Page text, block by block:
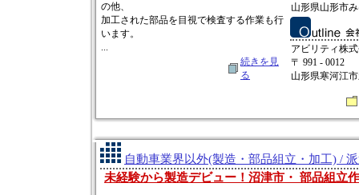
の他、
加工された部品を目視で検査する作業も行
います。
...
続きを見
る
山形県山形市
アビリティ株
〒 991 - 0012
山形県寒河江
自動車業界以外(製造・部品組立・加工) /
未経験から製造デビュー！沼津市・ 部品組立